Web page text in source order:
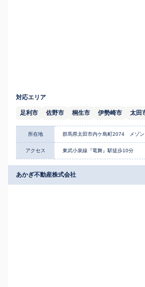
対応エリア
足利市 佐野市 桐生市 伊勢崎市 太田
所在地 群馬県太田市内ケ島町2074 メゾン
アクセス 東武小泉線『竜舞』駅徒歩10分
あかぎ不動産株式会社